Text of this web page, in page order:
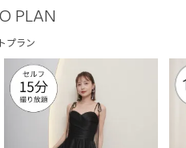
PLAN
プラン